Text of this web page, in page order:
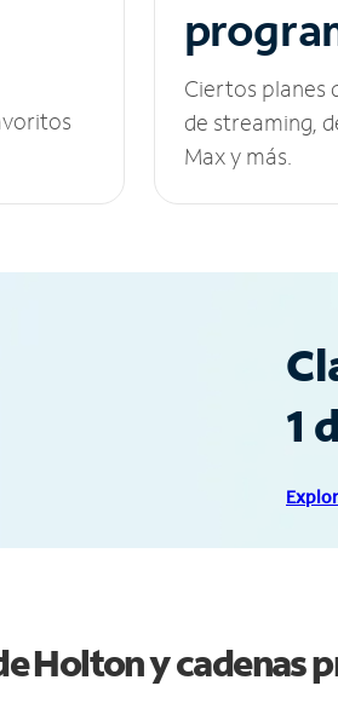
Ciertos planes
de streaming,
Max y más.
1
Holton y cadenas